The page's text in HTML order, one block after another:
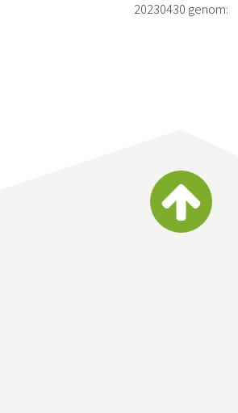
20230430 genom: